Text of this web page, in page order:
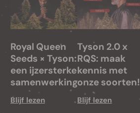
Royal Queen
Seeds × Tyson:
een ijzersterke
samenwerking
Blijf lezen
Tyson 2.0 x
RQS: maak
kennis met
onze soorten!
Blijf lezen